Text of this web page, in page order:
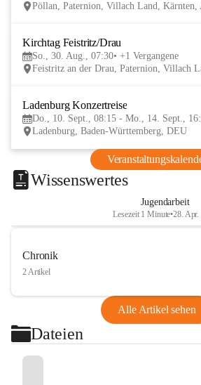
Pöllan, Paternion, Villach Land, Kärnten,
Kirchtag Feistritz/Drau
So., 30. Aug., 07:30 +1 Vergangene
Feistritz an der Drau, Paternion, Villach
Ladenburg Konzertreise
Do., 10. Sept., 08:15 - Mo., 14. Sept.,
Ladenburg, Baden-Württemberg, DEU
Wissenswertes
Jugendarbeit
Lesezeit 1 Minute•28. Apr.
Chronik
2 Artikel
Alle Artikel sehen
Dateien